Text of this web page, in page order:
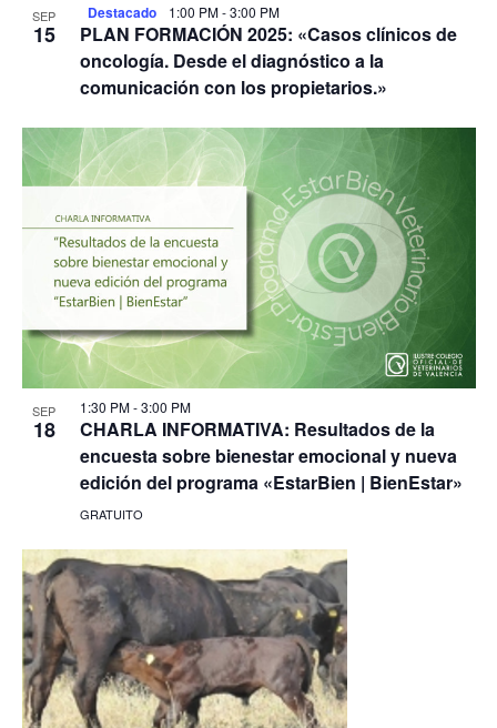
SEP
15
Destacado 1:00 PM-3:00 PM
PLAN FORMACIÓN 2025: «Casos clínicos de
oncología. Desde el diagnóstico a la
comunicación con los propietarios.»
SEP
18
1:30 PM-3:00 PM
CHARLA INFORMATIVA: Resultados de la
encuesta sobre bienestar emocional y nueva
edición del programa «EstarBien | BienEstar»
GRATUITO